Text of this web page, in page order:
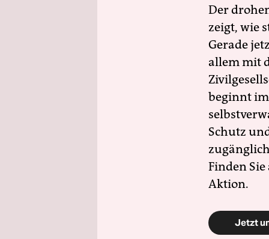
Der
zeigt, wie
Gerade
allem mit
beginnt
Schutz
Finden
Aktion.
Jetzt